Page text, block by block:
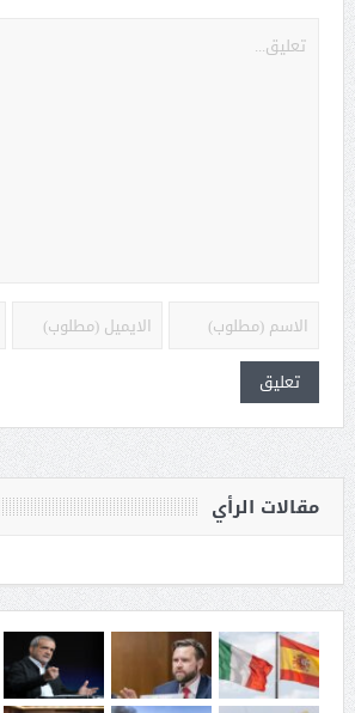
مقالات الرأي